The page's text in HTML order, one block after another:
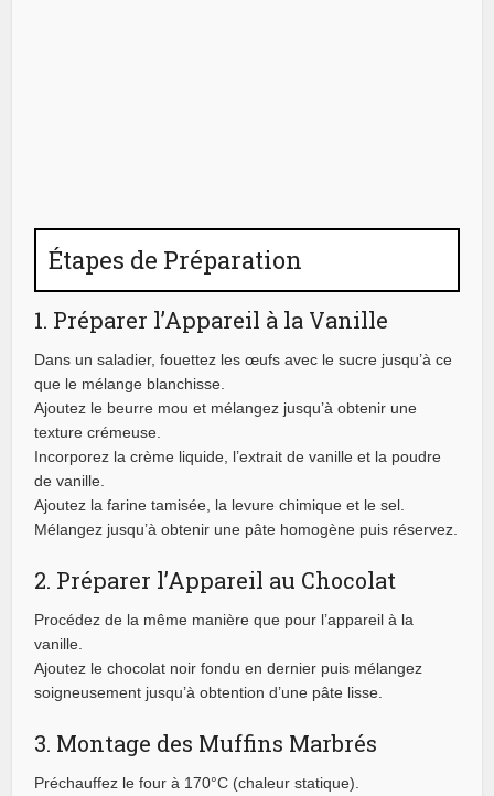
Étapes de Préparation
1. Préparer l’Appareil à la Vanille
Dans un saladier, fouettez les œufs avec le sucre jusqu’à ce
que le mélange blanchisse.
Ajoutez le beurre mou et mélangez jusqu’à obtenir une
texture crémeuse.
Incorporez la crème liquide, l’extrait de vanille et la poudre
de vanille.
Ajoutez la farine tamisée, la levure chimique et le sel.
Mélangez jusqu’à obtenir une pâte homogène puis réservez.
2. Préparer l’Appareil au Chocolat
Procédez de la même manière que pour l’appareil à la
vanille.
Ajoutez le chocolat noir fondu en dernier puis mélangez
soigneusement jusqu’à obtention d’une pâte lisse.
3. Montage des Muffins Marbrés
Préchauffez le four à 170°C (chaleur statique).